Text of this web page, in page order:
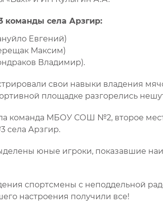
команды села Арзгир:
Евгений)
Максим)
Владимир).
свои навыки владения
площадке разгорелись
команда МБОУ СОШ №2, второе
села Арзгир.
юные игроки, показавшие
спортсмены с неподдельной
настроения получили все!